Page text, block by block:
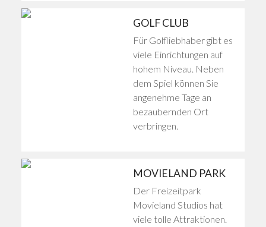
GOLF CLUB
Für Golfliebhaber gibt es
viele Einrichtungen auf
hohem Niveau. Neben
dem Spiel können Sie
angenehme Tage an
bezaubernden Ort
verbringen.
MOVIELAND PARK
Der Freizeitpark
Movieland Studios hat
viele tolle Attraktionen.